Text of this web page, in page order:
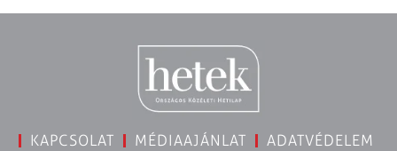
KAPCSOLAT MÉDIAAJÁNLAT
ADATVÉDELEM